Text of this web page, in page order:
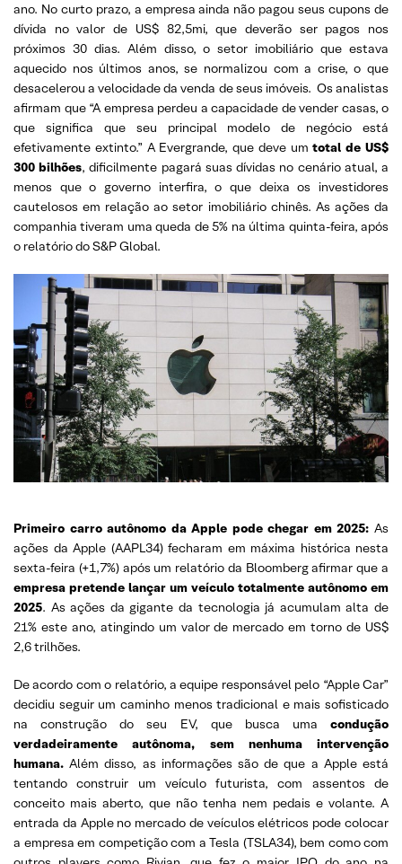
ano. No curto prazo, a empresa ainda não pagou seus cupons de
dívida no valor de US$ 82,5mi, que deverão ser pagos nos
próximos 30 dias. Além disso, o setor imobiliário que estava
aquecido nos últimos anos, se normalizou com a crise, o que
desacelerou a velocidade da venda de seus imóveis. Os analistas
afirmam que “A empresa perdeu a capacidade de vender casas, o
que significa que seu principal modelo de negócio está
efetivamente extinto.” A Evergrande, que deve umtotal de US$
300 bilhões, dificilmente pagará suas dívidas no cenário atual, a
menos que o governo interfira, o que deixa os investidores
cautelosos em relação ao setor imobiliário chinês. As ações da
companhia tiveram uma queda de 5% na última quinta-feira, após
o relatório do S&P Global.
Primeiro carro autônomo da Apple pode chegar em 2025: As
ações da Apple (AAPL34) fecharam em máxima histórica nesta
sexta-feira (+1,7%) após um relatório da Bloomberg afirmar que a
empresa pretende lançar um veículo totalmente autônomo em
2025. As ações da gigante da tecnologia já acumulam alta de
21% este ano, atingindo um valor de mercado em torno de US$
2,6 trilhões.
De acordo com o relatório, a equipe responsável pelo “Apple Car”
decidiu seguir um caminho menos tradicional e mais sofisticado
na construção do seu EV, que busca uma condução
verdadeiramente autônoma, sem nenhuma intervenção
humana. Além disso, as informações são de que a Apple está
tentando construir um veículo futurista, com assentos de
conceito mais aberto, que não tenha nem pedais e volante. A
entrada da Apple no mercado de veículos elétricos pode colocar
a empresa em competição com a Tesla (TSLA34), bem como com